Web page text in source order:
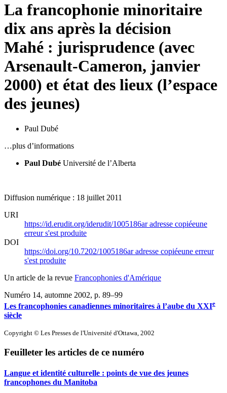
La francophonie minoritaire
dix ans après la décision
Mahé : jurisprudence (avec
Arsenault-Cameron, janvier
2000) et état des lieux (l’espace
des jeunes)
Paul Dubé
…plus d’informations
Paul Dubé Université de l’Alberta
Diffusion numérique : 18 juillet 2011
URI
https://id.erudit.org/iderudit/1005186aradresse copiéeune
erreur s'est produite
DOI
https://doi.org/10.7202/1005186aradresse copiéeune erreur
s'est produite
Un article de la revue Francophonies d'Amérique
Numéro 14, automne 2002, p. 89–99
Les francophonies canadiennes minoritaires à l’aube du XXIe
siècle
Copyright © Les Presses de l'Université d'Ottawa, 2002
Feuilleter les articles de ce numéro
Langue et identité culturelle : points de vue des jeunes
francophones du Manitoba